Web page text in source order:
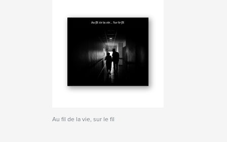
Au fil de la vie, sur le fil